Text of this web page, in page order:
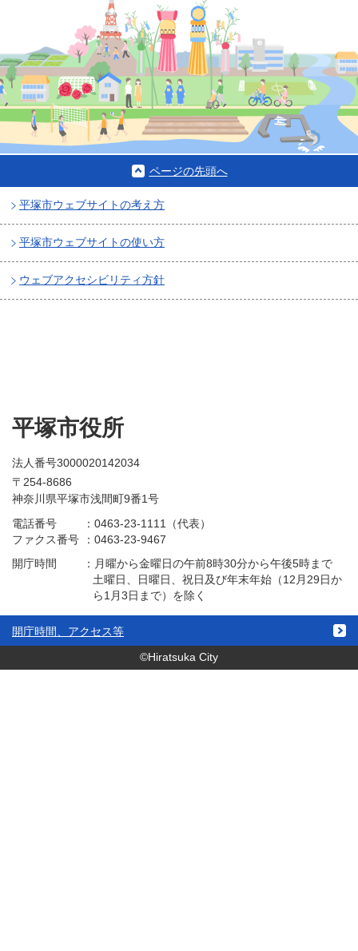
ページの先頭へ
平塚市ウェブサイトの考え方
平塚市ウェブサイトの使い方
ウェブアクセシビリティ方針
平塚市役所
法人番号3000020142034
〒254-8686
神奈川県平塚市浅間町9番1号
電話番号
：0463-23-1111（代表）
ファクス番号
：0463-23-9467
開庁時間
： 月曜から金曜日の午前8時30分から午後5時まで
土曜日、日曜日、祝日及び年末年始（12月29日か
ら1月3日まで）を除く
開庁時間、アクセス等
©Hiratsuka City